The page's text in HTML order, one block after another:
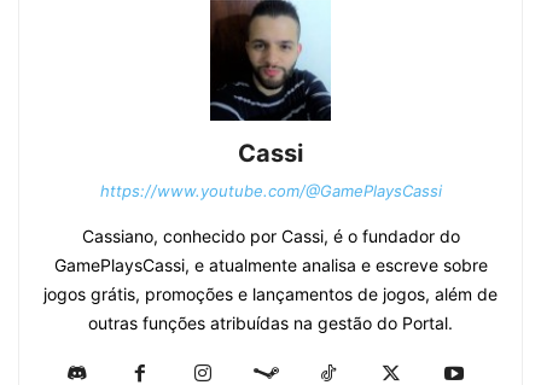
Cassi
https://www.youtube.com/@GamePlaysCassi
Cassiano, conhecido por Cassi, é o fundador do
GamePlaysCassi, e atualmente analisa e escreve sobre
jogos grátis, promoções e lançamentos de jogos, além de
outras funções atribuídas na gestão do Portal.